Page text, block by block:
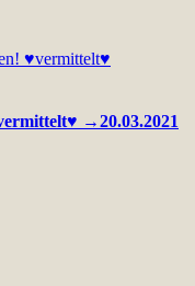
→20.03.2021